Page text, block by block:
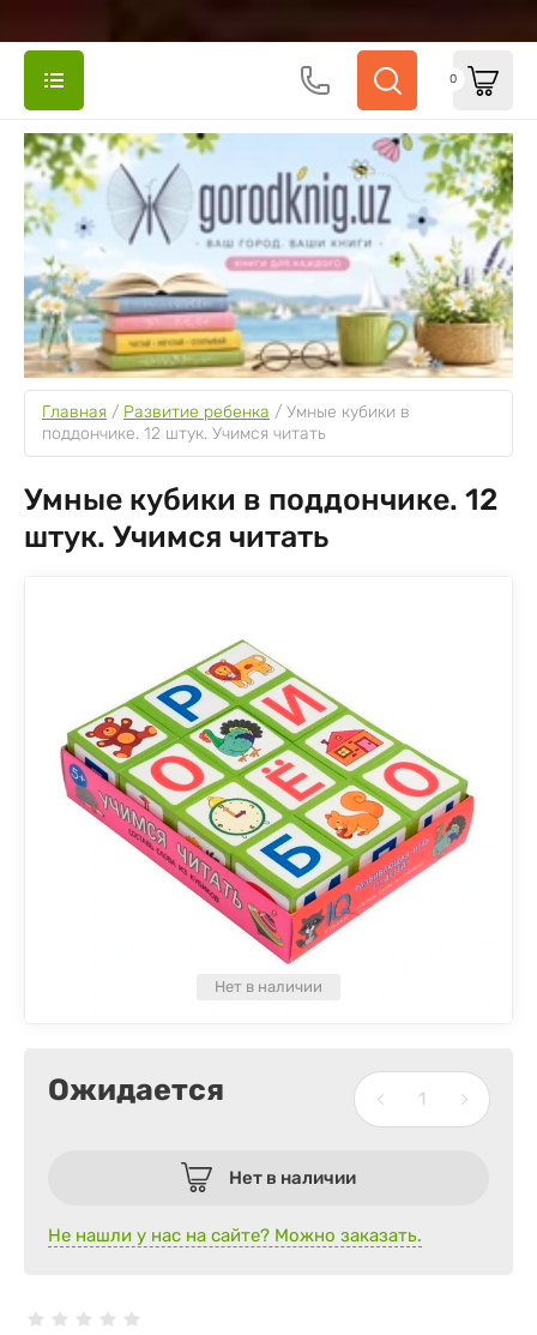
0
Главная / Развитие ребенка / Умные кубики в
поддончике. 12 штук. Учимся читать
Умные кубики в поддончике. 12
штук. Учимся читать
Нет в наличии
Ожидается
Нет в наличии
Не нашли у нас на сайте? Можно заказать.